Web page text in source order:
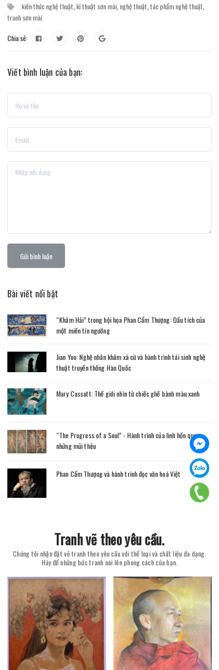
kiến thức nghệ thuật kĩ thuật sơn mài nghệ thuật tác phẩm nghệ thuật
tranh sơn mài
Chia sẻ:
Viết bình luận của bạn:
Gửi bình luận
Bài viết nổi bật
“Khảm Hải” trong hội họa Phan Cẩm Thượng: Dấu tích của
một miền tín ngưỡng
Jian Yoo: Nghệ nhân khảm xà cừ và hành trình tái sinh nghệ
thuật truyền thống Hàn Quốc
Mary Cassatt: Thế giới nhìn từ chiếc ghế bành màu xanh
“The Progress of a Soul” - Hành trình của linh hồn qua
những mũi thêu
Phan Cẩm Thượng và hành trình đọc văn hoá Việt
Tranh vẽ theo yêu cầu.
Chúng tôi nhận đặt vẽ tranh theo yêu cầu với thể loại và chất liệu đa dạng.
Hãy để những bức tranh nói lên phong cách của bạn.